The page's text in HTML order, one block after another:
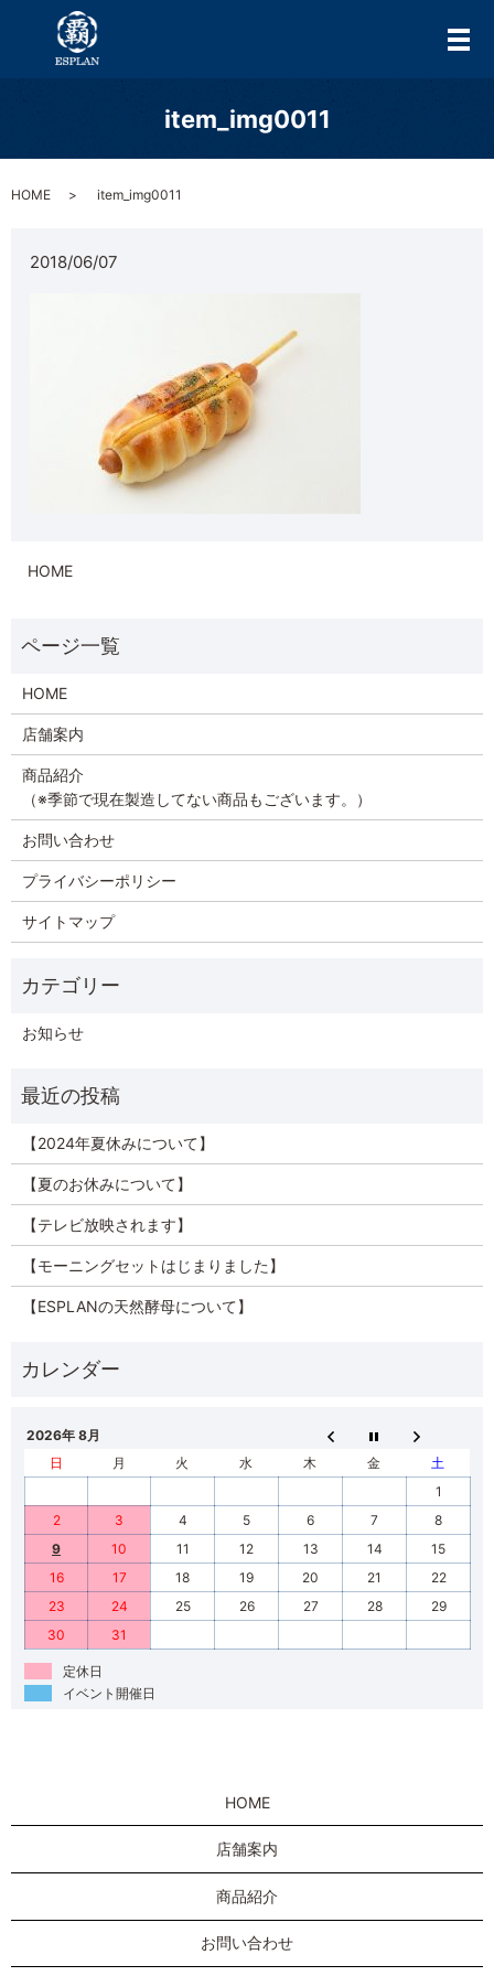
メ
item_img0011
HOME item_img0011
2018/06/07
HOME
HOME
店舗案内
商品紹介
（※季節で現在製造してない商品もございます。）
お問い合わせ
プライバシーポリシー
サイトマップ
お知らせ
【2024年夏休みについて】
【夏のお休みについて】
【テレビ放映されます】
【モーニングセットはじまりました】
【ESPLANの天然酵母について】
2026年 8月
日
月 火 水 木 金
土
1
2
3 4 5 6 7
8
9
10 11 12 13 14
15
16
17 18 19 20 21
22
23
24 25 26 27 28
29
30
31
定休日
イベント開催日
HOME
店舗案内
商品紹介
お問い合わせ